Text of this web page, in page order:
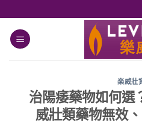
楽威壯
治陽痿藥物如何選
威壯類藥物無效